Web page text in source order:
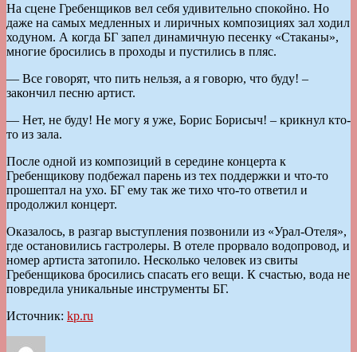
На сцене Гребенщиков вел себя удивительно спокойно. Но
даже на самых медленных и лиричных композициях зал ходил
ходуном. А когда БГ запел динамичную песенку «Стаканы»,
многие бросились в проходы и пустились в пляс.
— Все говорят, что пить нельзя, а я говорю, что буду! –
закончил песню артист.
— Нет, не буду! Не могу я уже, Борис Борисыч! – крикнул кто-
то из зала.
После одной из композиций в середине концерта к
Гребенщикову подбежал парень из тех поддержки и что-то
прошептал на ухо. БГ ему так же тихо что-то ответил и
продолжил концерт.
Оказалось, в разгар выступления позвонили из «Урал-Отеля»,
где остановились гастролеры. В отеле прорвало водопровод, и
номер артиста затопило. Несколько человек из свиты
Гребенщикова бросились спасать его вещи. К счастью, вода не
повредила уникальные инструменты БГ.
Источник: kp.ru